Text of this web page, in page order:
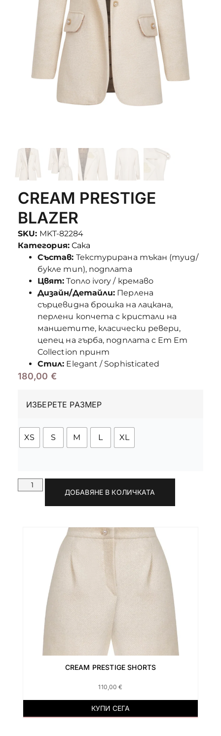
CREAM PRESTIGE
BLAZER
SKU: MKT-82284
Категория: Сака
Състав: Текстурирана тъкан (туид/
букле тип), подплата
Цвят: Топло ivory / кремаво
Дизайн/Детайли: Перлена
сърцевидна брошка на лацкана,
перлени копчета с кристали на
маншетите, класически ревери,
цепец на гърба, подплата с Em Em
Collection принт
Стил: Elegant / Sophisticated
180,00 €
ИЗБЕРЕТЕ РАЗМЕР
XS S M L XL
ДОБАВЯНЕ В КОЛИЧКАТА
CREAM PRESTIGE SHORTS
110,00€
КУПИ СЕГА